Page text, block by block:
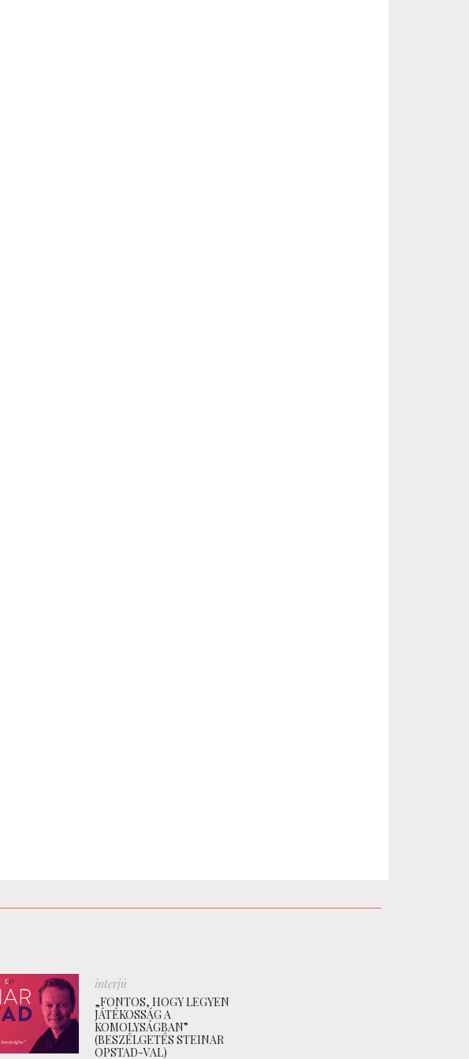
interjú
„FONTOS, HOGY LEGYEN
JÁTÉKOSSÁG A
KOMOLYSÁGBAN”
(BESZÉLGETÉS STEINAR
OPSTAD-VAL)